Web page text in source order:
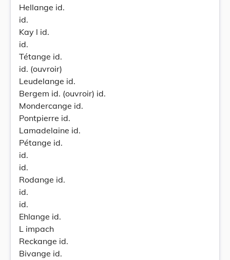
Hellange id.
id.
Kay l id.
id.
Tétange id.
id. (ouvroir)
Leudelange id.
Bergem id. (ouvroir) id.
Mondercange id.
Pontpierre id.
Lamadelaine id.
Pétange id.
id.
id.
Rodange id.
id.
id.
Ehlange id.
L impach
Reckange id.
Bivange id.